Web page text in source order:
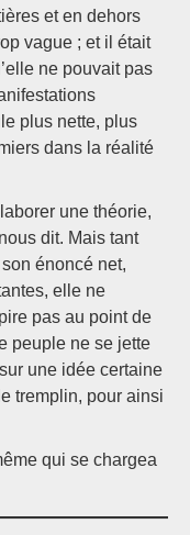
et en dehors
vague ; et il était
ne pouvait pas
plus nette, plus
dans la réalité
une théorie,
dit. Mais tant
énoncé net,
elle ne
pas au point de
peuple ne se jette
une idée certaine
tremplin, pour ainsi
qui se chargea